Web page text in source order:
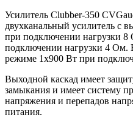
Усилитель Clubber-350
двухканальный усилитель с
при подключении нагрузки
подключении нагрузки 4 Ом.
режиме 1х900 Вт при
Выходной каскад имеет
замыкания и имеет систему
напряжения и перепадов
питания.